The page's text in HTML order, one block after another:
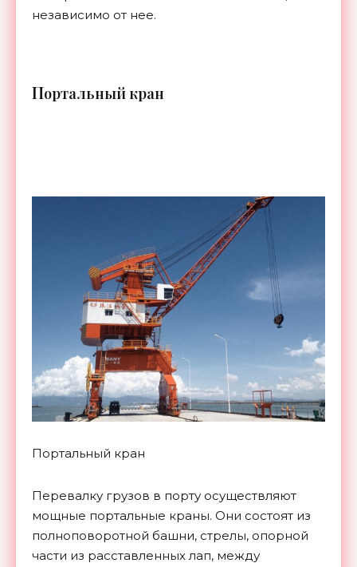
независимо от нее.
Портальный кран
Портальный кран
Перевалку грузов в порту осуществляют
мощные портальные краны. Они состоят из
полноповоротной башни, стрелы, опорной
части из расставленных лап, между